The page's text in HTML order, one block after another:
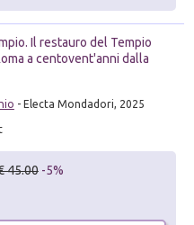
Il restauro del Tempio
a centovent'anni dalla
- Electa Mondadori, 2025
45.00 -5%